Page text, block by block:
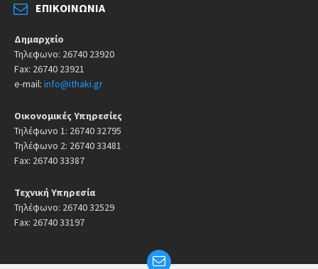
ΕΠΙΚΟΙΝΩΝΊΑ
Δημαρχείο
Τηλεφωνο: 26740 23920
Fax: 26740 23921
e-mail: info@ithaki.gr
Οικονομικές Υπηρεσίες
Τηλέφωνο 1: 26740 32795
Τηλέφωνο 2: 26740 33481
Fax: 26740 33387
Τεχνική Υπηρεσία
Τηλέφωνο: 26740 32529
Fax: 26740 33197